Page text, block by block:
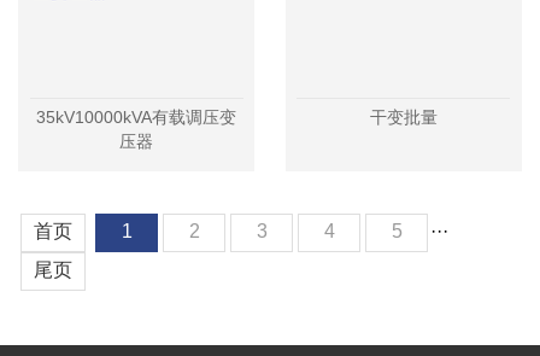
35kV10000kVA有载调压变
压器
干变批量
首页 1 2 3 4 5
···
尾页